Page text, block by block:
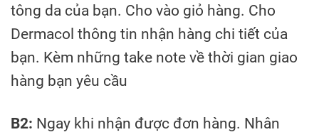
tông da của bạn. Cho vào giỏ hàng. Cho
Dermacol thông tin nhận hàng chi tiết của
bạn. Kèm những take note về thời gian giao
hàng bạn yêu cầu
B2: Ngay khi nhận được đơn hàng. Nhân